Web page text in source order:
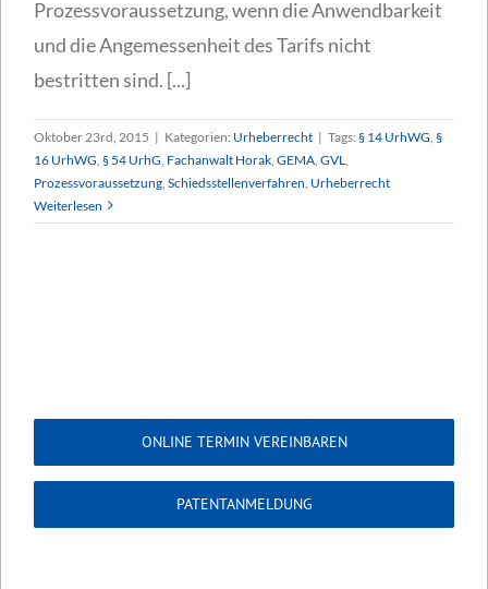
Prozessvoraussetzung, wenn die Anwendbarkeit
und die Angemessenheit des Tarifs nicht
bestritten sind. [...]
Oktober 23rd, 2015 | Kategorien: Urheberrecht | Tags: § 14 UrhWG §
16 UrhWG § 54 UrhG Fachanwalt Horak GEMA GVL
Prozessvoraussetzung Schiedsstellenverfahren Urheberrecht
Weiterlesen
ONLINE TERMIN VEREINBAREN
PATENTANMELDUNG